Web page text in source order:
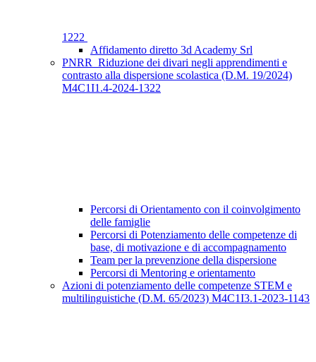
1222
Affidamento diretto 3d Academy Srl
PNRR_Riduzione dei divari negli apprendimenti e
contrasto alla dispersione scolastica (D.M. 19/2024)
M4C1I1.4-2024-1322
Percorsi di Orientamento con il coinvolgimento
delle famiglie
Percorsi di Potenziamento delle competenze di
base, di motivazione e di accompagnamento
Team per la prevenzione della dispersione
Percorsi di Mentoring e orientamento
Azioni di potenziamento delle competenze STEM e
multilinguistiche (D.M. 65/2023) M4C1I3.1-2023-1143